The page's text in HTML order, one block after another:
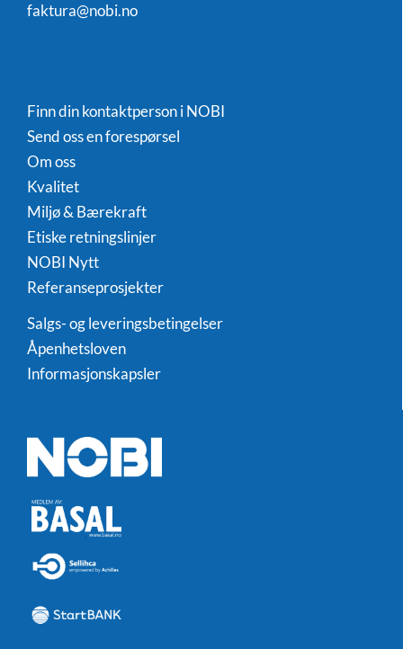
faktura@nobi.no
Finn din kontaktperson i NOBI
Send oss en forespørsel
Om oss
Kvalitet
Miljø & Bærekraft
Etiske retningslinjer
NOBI Nytt
Referanseprosjekter
Salgs- og leveringsbetingelser
Åpenhetsloven
Informasjonskapsler